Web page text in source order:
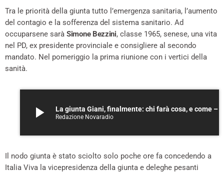
Tra le priorità della giunta tutto l’emergenza sanitaria, l’aumento
del contagio e la sofferenza del sistema sanitario. Ad
occuparsene sarà Simone Bezzini, classe 1965, senese, una vita
nel PD, ex presidente provinciale e consigliere al secondo
mandato. Nel pomeriggio la prima riunione con i vertici della
sanità.
play_arrow Redazione Novaradio
Il nodo giunta è stato sciolto solo poche ore fa concedendo a
Italia Viva la vicepresidenza della giunta e deleghe pesanti